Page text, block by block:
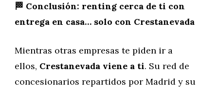
🏁 Conclusión: renting cerca de ti con
entrega en casa… solo con Crestanevada
Mientras otras empresas te piden ir a
ellos, Crestanevada viene a ti. Su red de
concesionarios repartidos por Madrid y su